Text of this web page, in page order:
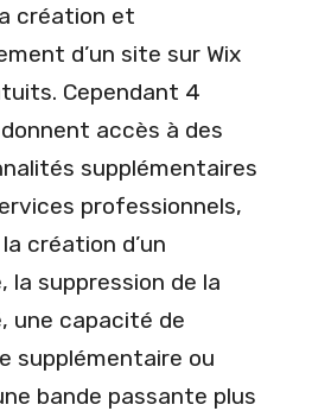
création et
d’un site sur Wix
Cependant 4
accès à des
supplémentaires
professionnels,
création d’un
la suppression de la
une capacité de
supplémentaire ou
bande passante plus